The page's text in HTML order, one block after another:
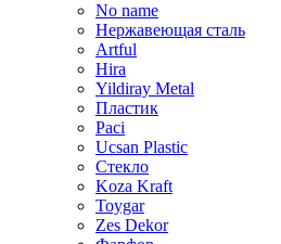
No name
Нержавеющая сталь
Artful
Hira
Yildiray Metal
Пластик
Paci
Ucsan Plastic
Стекло
Koza Kraft
Toygar
Zes Dekor